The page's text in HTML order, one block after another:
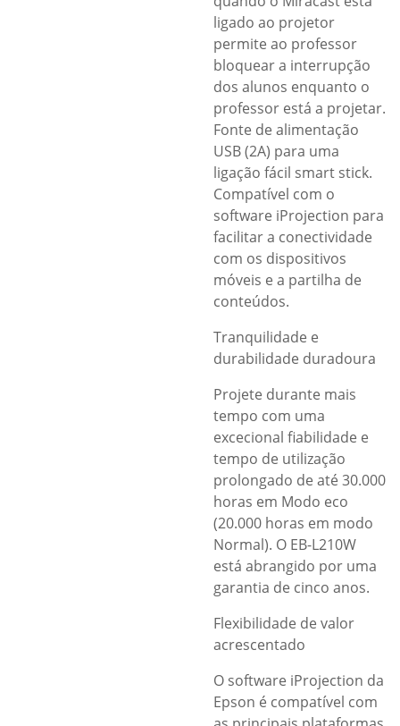
ligado ao projetor
permite ao professor
bloquear a interrupção
dos alunos enquanto o
professor está a projetar.
Fonte de alimentação
USB (2A) para uma
ligação fácil smart stick.
Compatível com o
software iProjection para
facilitar a conectividade
com os dispositivos
móveis e a partilha de
conteúdos.
Tranquilidade e
durabilidade duradoura
Projete durante mais
tempo com uma
excecional fiabilidade e
tempo de utilização
prolongado de até 30.000
horas em Modo eco
(20.000 horas em modo
Normal). O EB-L210W
está abrangido por uma
garantia de cinco anos.
Flexibilidade de valor
acrescentado
O software iProjection da
Epson é compatível com